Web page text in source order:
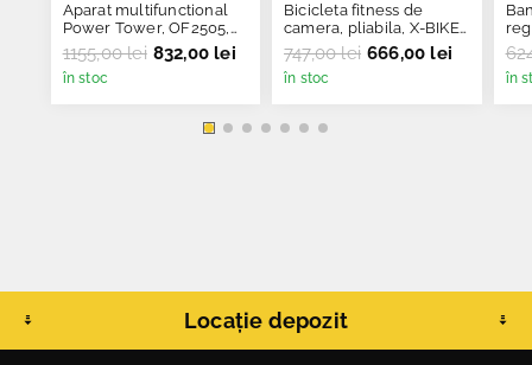
Aparat multifunctional
Power Tower, OF2505,
ONWAY Fitness
1155,00 lei 832,00 lei
în stoc
Bicicleta fitness de
camera, pliabila, X-BIKE
OF3005, ONWAY Fitnes
747,00 lei 666,00 lei
în stoc în
Locație depozit